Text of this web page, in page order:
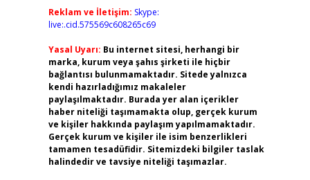
Reklam ve İletişim: Skype:
live:.cid.575569c608265c69
Yasal Uyarı: Bu internet sitesi, herhangi bir
marka, kurum veya şahıs şirketi ile hiçbir
bağlantısı bulunmamaktadır. Sitede yalnızca
kendi hazırladığımız makaleler
paylaşılmaktadır. Burada yer alan içerikler
haber niteliği taşımamakta olup, gerçek kurum
ve kişiler hakkında paylaşım yapılmamaktadır.
Gerçek kurum ve kişiler ile isim benzerlikleri
tamamen tesadüfidir. Sitemizdeki bilgiler taslak
halindedir ve tavsiye niteliği taşımazlar.